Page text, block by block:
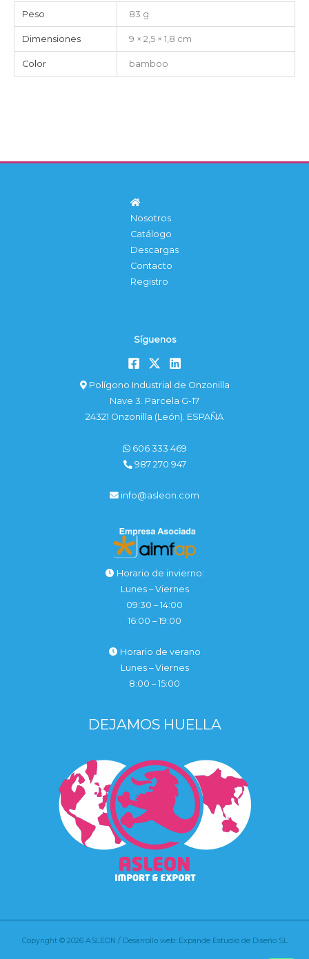
Peso 83 g
Dimensiones 9 × 2,5 × 1,8 cm
Color bamboo
Nosotros
Catálogo
Descargas
Contacto
Registro
Síguenos
Polígono Industrial de Onzonilla
Nave 3. Parcela G-17
24321 Onzonilla (León). ESPAÑA
606 333 469
987 270 947
info@asleon.com
Horario de invierno:
Lunes – Viernes
09:30 – 14:00
16:00 – 19:00
Horario de verano
Lunes – Viernes
8:00 – 15:00
DEJAMOS HUELLA
Copyright © 2026 ASLEON / Desarrollo web: Expande Estudio de Diseño SL